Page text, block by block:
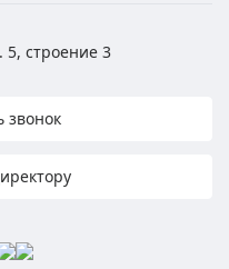
строение 3
звонок